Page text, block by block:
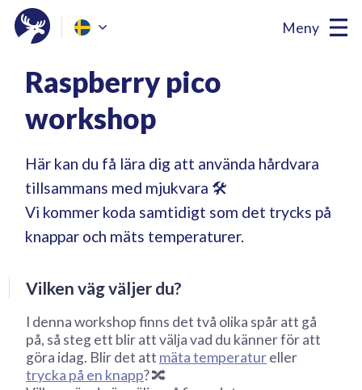
Meny
Raspberry pico
workshop
Här kan du få lära dig att använda hårdvara
tillsammans med mjukvara 🛠
Vi kommer koda samtidigt som det trycks på
knappar och mäts temperaturer.
Vilken väg väljer du?
I denna workshop finns det två olika spår att gå
på, så steg ett blir att välja vad du känner för att
göra idag. Blir det att mäta temperatureller
trycka på en knapp? 🔀